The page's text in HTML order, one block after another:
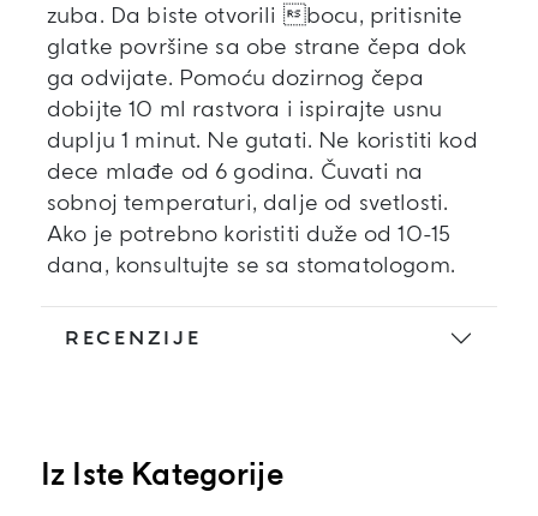
zuba. Da biste otvorili bocu, pritisnite
glatke površine sa obe strane čepa dok
ga odvijate. Pomoću dozirnog čepa
dobijte 10 ml rastvora i ispirajte usnu
duplju 1 minut. Ne gutati. Ne koristiti kod
dece mlađe od 6 godina. Čuvati na
sobnoj temperaturi, dalje od svetlosti.
Ako je potrebno koristiti duže od 10-15
dana, konsultujte se sa stomatologom.
RECENZIJE
Iz Iste Kategorije